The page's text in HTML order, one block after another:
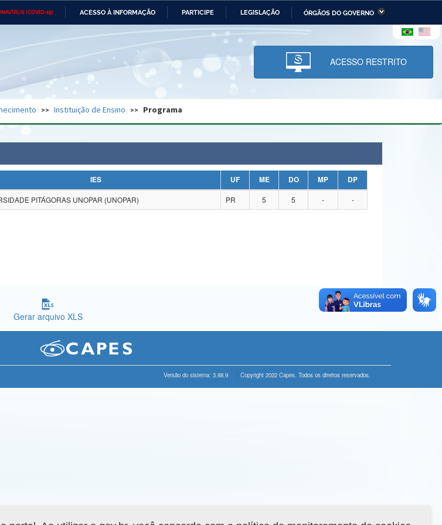
(COVID-19) ACESSO À INFORMAÇÃO PARTICIPE LEGISLAÇÃO ÓRGÃOS DO GOVERNO
Ministério das Relações Ministério da Economia Ministério da Infraestrutura
Ministério da Ciência,
Tecnologia, Inovações e
Comunicações
e dos Direitos Humanos
Banco Central do Brasil Planalto
ACESSO RESTRITO
Instituição de Ensino Programa
IES UF ME DO MP
DP
PITÁGORAS UNOPAR (UNOPAR) PR 5 5 - -
Gerar arquivo XLS
Versão do sistema: 3.88.9 Copyright 2022 Capes. Todos os direitos reservados.